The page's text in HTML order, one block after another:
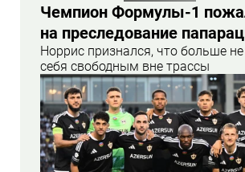
Чемпион Формулы-1
на преследование
Норрис признался, что больше не
себя свободным вне трассы